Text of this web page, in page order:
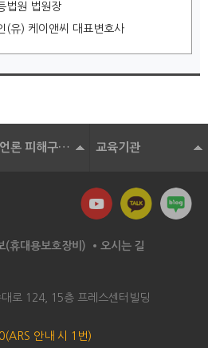
법원 법원장
(유) 케이앤씨 대표변호사
외국언론 피해구제기구 교육기관
(휴대용보호장비) 오시는 길
로 124, 15층 프레스센터빌딩
안내 시 1번)